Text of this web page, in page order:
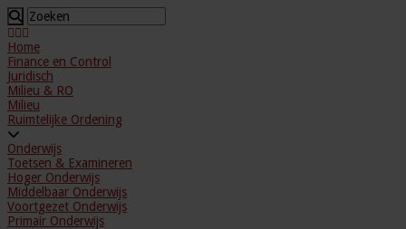
Home
Finance en Control
Juridisch
Milieu & RO
Milieu
Ruimtelijke Ordening
Onderwijs
Toetsen & Examineren
Hoger Onderwijs
Middelbaar Onderwijs
Voortgezet Onderwijs
Primair Onderwijs